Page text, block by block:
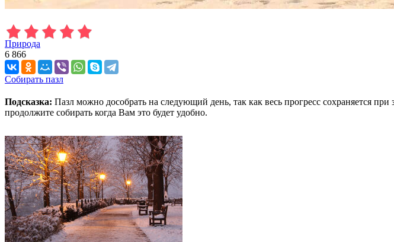
Природа
6 866
Собирать пазл
Подсказка: Пазл можно дособрать на следующий день, так как весь прогресс сохраняется
продолжите собирать когда Вам это будет удобно.